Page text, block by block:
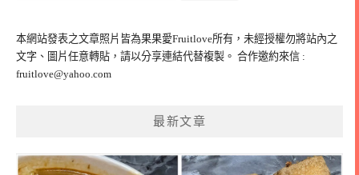
字:
本網站發表之文章照片皆為果果愛Fruitlove所有，未經授權勿將站內之
文字、圖片任意轉貼，請以分享連結代替複製。 合作邀約來信 :
fruitlove@yahoo.com
最新文章